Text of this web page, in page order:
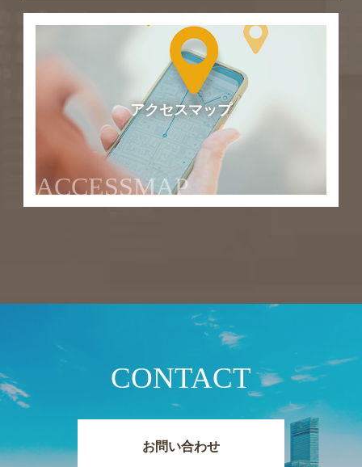
アクセスマップ
ACCESSMAP
CONTACT
お問い合わせ